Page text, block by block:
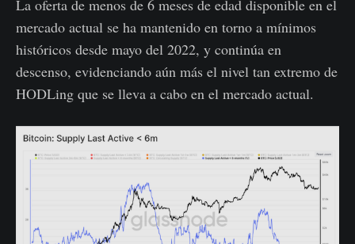
La oferta de menos de 6 meses de edad disponible en el
mercado actual se ha mantenido en torno a mínimos
históricos desde mayo del 2022, y continúa en
descenso, evidenciando aún más el nivel tan extremo de
HODLing que se lleva a cabo en el mercado actual.